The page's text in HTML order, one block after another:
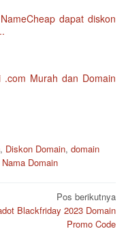
dapat diskon
.com Murah dan Domain
, Diskon Domain, domain
Domain
Pos berikutnya
Blackfriday 2023 Domain
Promo Code